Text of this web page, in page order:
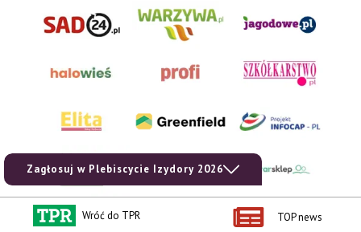
Zagłosuj w Plebiscycie Izydory 2026
Wróć do TPR TOP news